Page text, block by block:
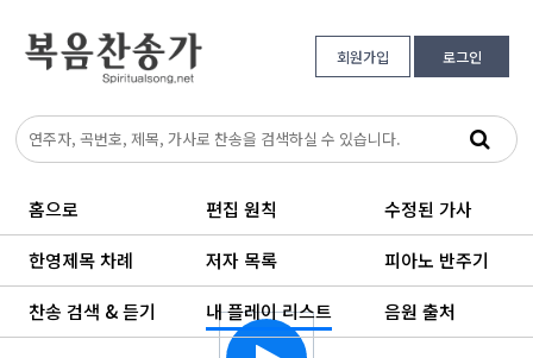
회원가입 로그인
홈으로 편집 원칙 수정된 가사
한영제목 차례 저자 목록 피아노 반주기
찬송 검색 & 듣기 내 플레이 리스트 음원 출처